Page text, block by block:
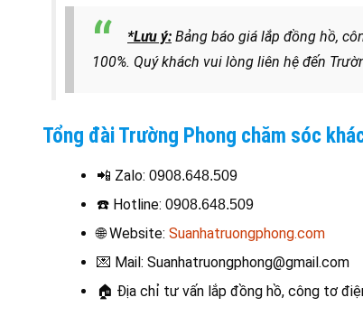
*Lưu ý: Bảng báo giá lắp đồng hồ,
100%. Quý khách vui lòng liên hệ đến
Tổng đài Trường Phong chăm sóc
📲 Zalo: 0908.648.509
☎️ Hotline: 0908.648.509
🌐 Website: Suanhatruongphong.com
💌 Mail: Suanhatruongphong@gmail.com
🏠 Địa chỉ tư vấn lắp đồng hồ, công tơ